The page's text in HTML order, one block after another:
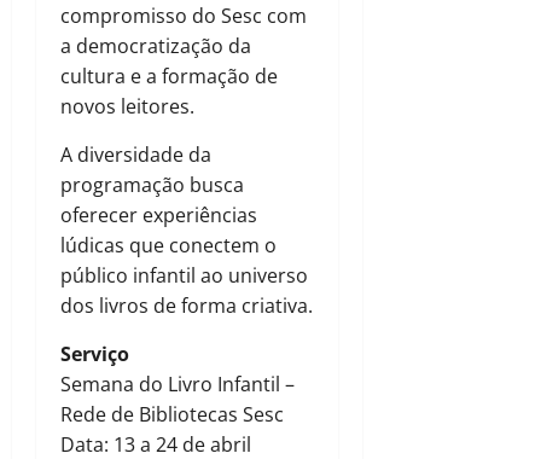
compromisso do Sesc com
a democratização da
cultura e a formação de
novos leitores.
A diversidade da
programação busca
oferecer experiências
lúdicas que conectem o
público infantil ao universo
dos livros de forma criativa.
Serviço
Semana do Livro Infantil –
Rede de Bibliotecas Sesc
Data: 13 a 24 de abril